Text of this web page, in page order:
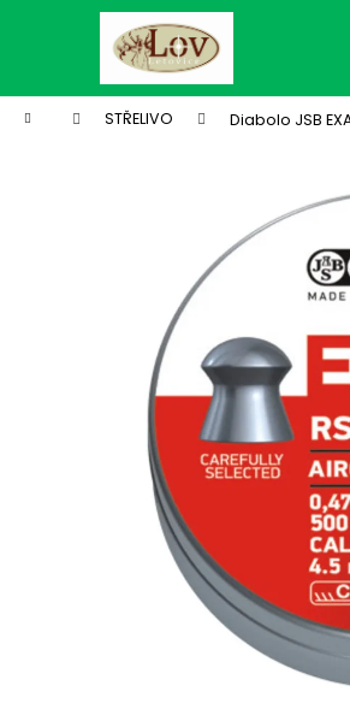
Domů STŘELIVO Diabolo JSB
í
Zpět
do
obchodu
Zpět
do
obchodu
SAKO S20 HUNTER CAL.
20", TST, MT/ZÁVIT NA
45 990 Kč